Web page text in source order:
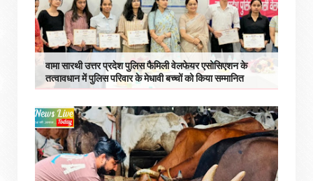
वामा सारथी उत्तर प्रदेश पुलिस फैमिली वेलफेयर एसोसिएशन के
तत्वावधान में पुलिस परिवार के मेधावी बच्चों को किया सम्मानित